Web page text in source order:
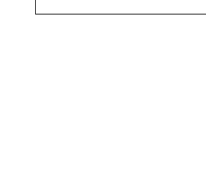
污”最典型的人就是号称国剧一哥